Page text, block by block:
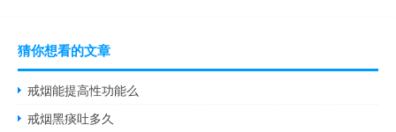
猜你想看的文章
戒烟能提高性功能么
戒烟黑痰吐多久